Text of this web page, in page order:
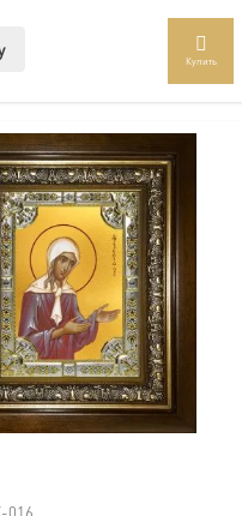
Купить
016